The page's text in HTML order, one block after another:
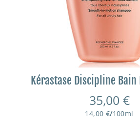
Kérastase Discipline
35,00 €
14,00 €/100ml